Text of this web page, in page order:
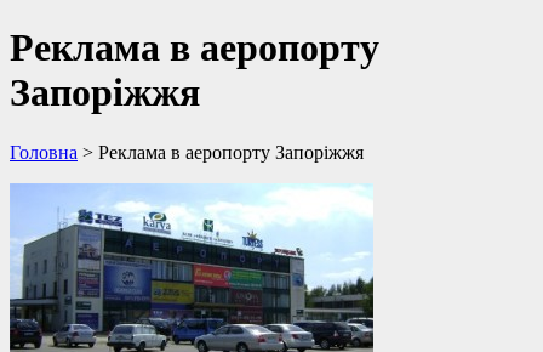
Реклама в аеропорту
Запоріжжя
Головна > Реклама в аеропорту Запоріжжя